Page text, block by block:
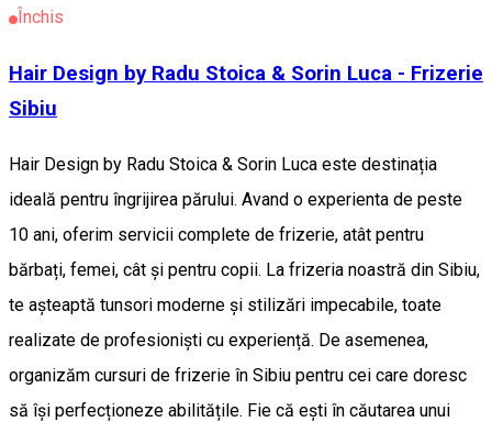
Închis
Hair Design by Radu Stoica & Sorin Luca - Frizerie
Sibiu
Hair Design by Radu Stoica & Sorin Luca este destinația
ideală pentru îngrijirea părului. Avand o experienta de peste
10 ani, oferim servicii complete de frizerie, atât pentru
bărbați, femei, cât și pentru copii. La frizeria noastră din Sibiu,
te așteaptă tunsori moderne și stilizări impecabile, toate
realizate de profesioniști cu experiență. De asemenea,
organizăm cursuri de frizerie în Sibiu pentru cei care doresc
să își perfecționeze abilitățile. Fie că ești în căutarea unui